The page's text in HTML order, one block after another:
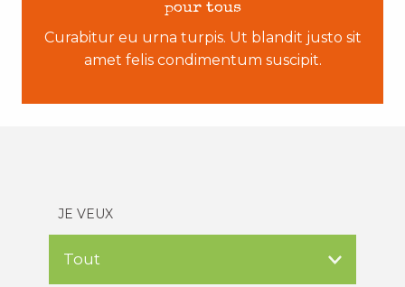
pour tous
Curabitur eu urna turpis. Ut blandit justo sit
amet felis condimentum suscipit.
JE VEUX